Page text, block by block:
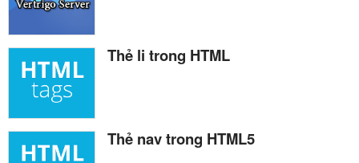
Thẻ li trong HTML
Thẻ nav trong HTML5